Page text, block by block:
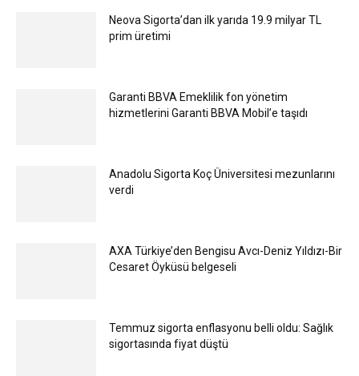
Neova Sigorta’dan ilk yarıda 19.9 milyar TL
prim üretimi
Garanti BBVA Emeklilik fon yönetim
hizmetlerini Garanti BBVA Mobil’e taşıdı
Anadolu Sigorta Koç Üniversitesi mezunlarını
verdi
AXA Türkiye’den Bengisu Avcı-Deniz Yıldızı-Bir
Cesaret Öyküsü belgeseli
Temmuz sigorta enflasyonu belli oldu: Sağlık
sigortasında fiyat düştü